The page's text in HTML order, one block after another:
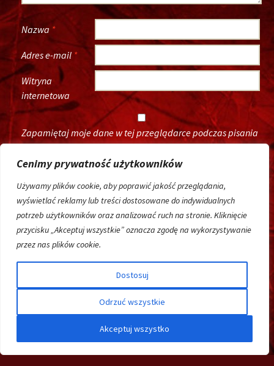
Cenimy prywatność użytkowników
Używamy plików cookie, aby poprawić jakość przeglądania,
wyświetlać reklamy lub treści dostosowane do indywidualnych
potrzeb użytkowników oraz analizować ruch na stronie. Kliknięcie
przycisku „Akceptuj wszystkie” oznacza zgodę na wykorzystywanie
przez nas plików cookie.
Dostosuj
Odrzuć wszystkie
Akceptuj wszystko
Nazwa *
Adres e-mail *
Witryna
internetowa
Zapamiętaj moje dane w tej przeglądarce podczas pisania
kolejnych komentarzy.
Wróżby
Klątwy i uroki
Rytuał miłosny – Urok miłosny
Copyright ©2026